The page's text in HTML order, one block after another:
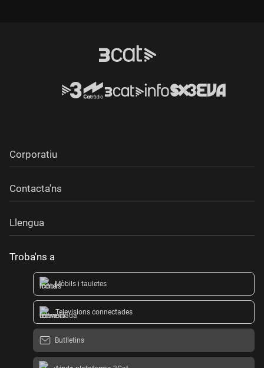
Corporatiu
Contacta'ns
Llengua
Troba'ns a
Mòbils i tauletes
Televisions connectades
Butlletins